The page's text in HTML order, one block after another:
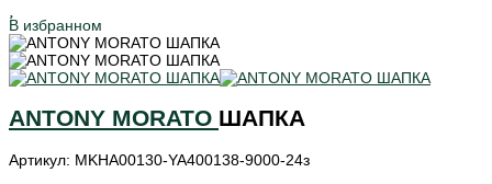
В избранном
ANTONY MORATO ШАПКА
Артикул: MKHA00130-YA400138-9000-24з